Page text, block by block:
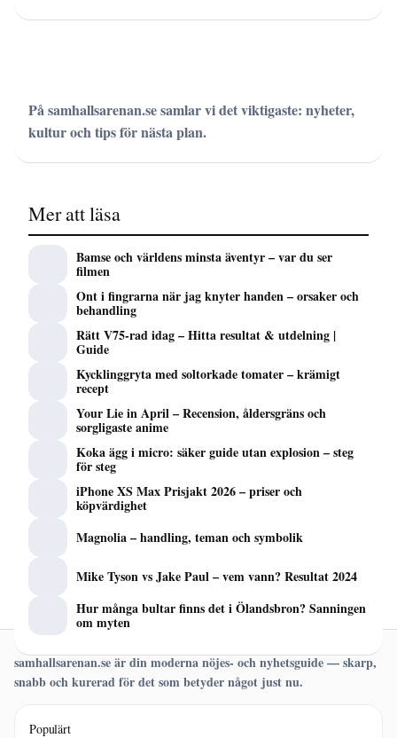
På samhallsarenan.se samlar vi det viktigaste: nyheter,
kultur och tips för nästa plan.
Mer att läsa
Bamse och världens minsta äventyr – var du ser
filmen
Ont i fingrarna när jag knyter handen – orsaker och
behandling
Rätt V75-rad idag – Hitta resultat & utdelning |
Guide
Kycklinggryta med soltorkade tomater – krämigt
recept
Your Lie in April – Recension, åldersgräns och
sorgligaste anime
Koka ägg i micro: säker guide utan explosion – steg
för steg
iPhone XS Max Prisjakt 2026 – priser och
köpvärdighet
Magnolia – handling, teman och symbolik
Mike Tyson vs Jake Paul – vem vann? Resultat 2024
Hur många bultar finns det i Ölandsbron? Sanningen
om myten
samhallsarenan.se är din moderna nöjes- och nyhetsguide — skarp,
snabb och kurerad för det som betyder något just nu.
Populärt